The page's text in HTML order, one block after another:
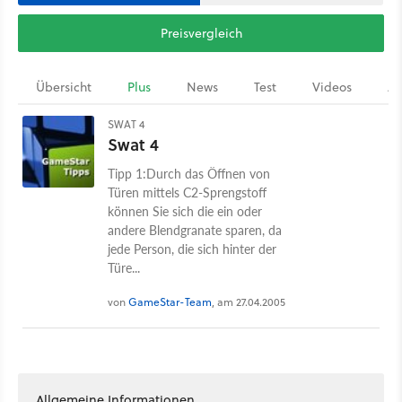
Preisvergleich
Übersicht Plus News Test Videos
SWAT 4
Swat 4
Tipp 1:Durch das Öffnen von
Türen mittels C2-Sprengstoff
können Sie sich die ein oder
andere Blendgranate sparen, da
jede Person, die sich hinter der
Türe...
vonGameStar-Team, am 27.04.2005